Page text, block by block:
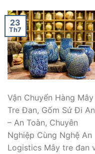
23
Th7
Vận Chuyển Hàng Mây
Tre Đan, Gốm Sứ Đi
– An Toàn, Chuyên
Nghiệp Cùng Nghệ An
Logistics Mây tre đan